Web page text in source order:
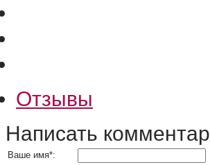
Отзывы
Написать
Ваше имя*: